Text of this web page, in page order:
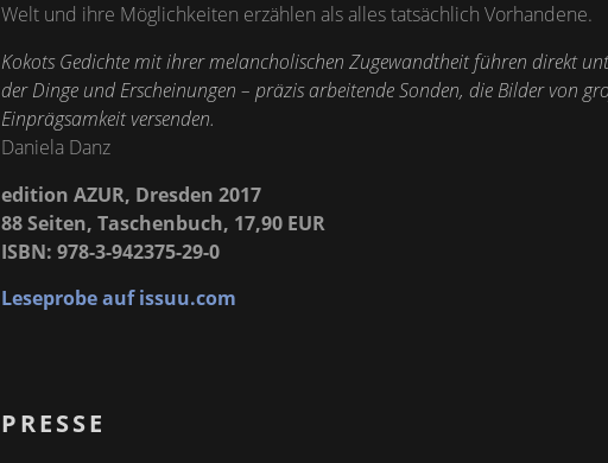
Welt und ihre Möglichkeiten erzählen als alles tatsächlich Vorhandene.
Kokots Gedichte mit ihrer melancholischen Zugewandtheit führen direkt
der Dinge und Erscheinungen – präzis arbeitende Sonden, die Bilder von
Einprägsamkeit versenden.
Daniela Danz
edition AZUR, Dresden 2017
88 Seiten, Taschenbuch, 17,90 EUR
ISBN: 978-3-942375-29-0
Leseprobe auf issuu.com
PRESSE